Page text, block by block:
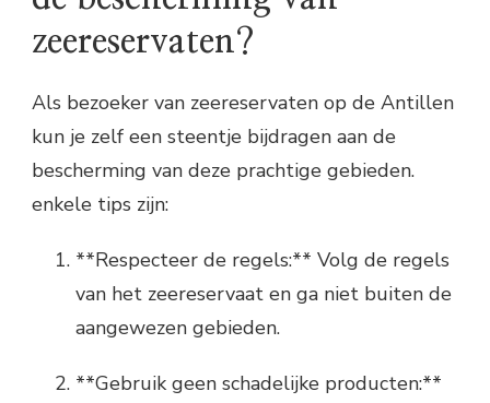
zeereservaten?
Als bezoeker van zeereservaten op de Antillen
kun je zelf een steentje bijdragen aan de
bescherming van deze prachtige gebieden.
enkele tips zijn:
**Respecteer de regels:** Volg de regels
van het zeereservaat en ga niet buiten de
aangewezen gebieden.
**Gebruik geen schadelijke producten:**